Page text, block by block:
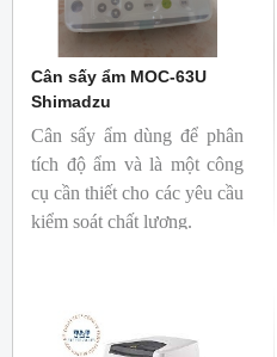
Cân sấy ẩm MOC-63U
Shimadzu
Cân sấy ẩm dùng để phân
tích độ ẩm và là một công
cụ cần thiết cho các yêu cầu
kiểm soát chất lượng.